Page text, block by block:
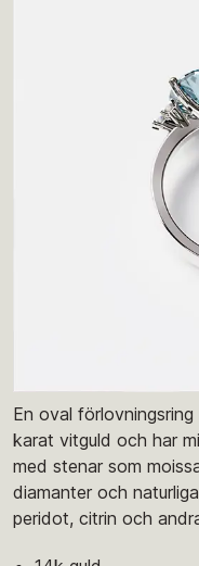
En oval
karat vitguld och har
med stenar som
diamanter och
peridot, citrin och